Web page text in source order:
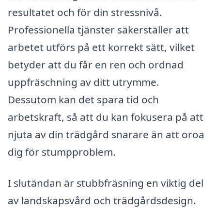
resultatet och för din stressnivå.
Professionella tjänster säkerställer att
arbetet utförs på ett korrekt sätt, vilket
betyder att du får en ren och ordnad
uppfräschning av ditt utrymme.
Dessutom kan det spara tid och
arbetskraft, så att du kan fokusera på att
njuta av din trädgård snarare än att oroa
dig för stumpproblem.
I slutändan är stubbfräsning en viktig del
av landskapsvård och trädgårdsdesign.